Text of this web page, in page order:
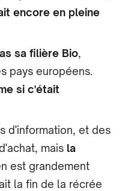
encore en pleine
sa filière Bio,
pays européens.
si c'était
d'information, et des
mais la
est grandement
la fin de la récrée